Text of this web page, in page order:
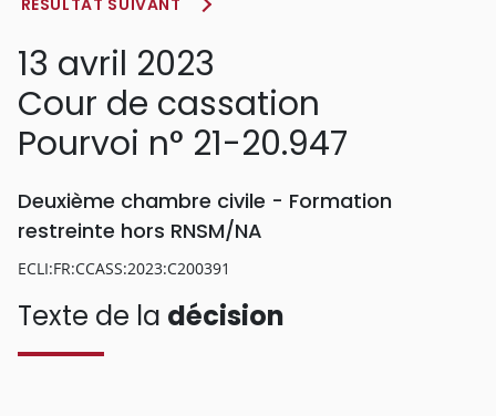
13 avril 2023
Cour de cassation
Pourvoi n° 21-20.947
Deuxième chambre civile - Formation
restreinte hors RNSM/NA
ECLI:FR:CCASS:2023:C200391
Texte de la décision